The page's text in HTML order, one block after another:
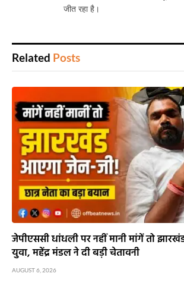
जीत रहा है।
Related Posts
जेपीएससी धांधली पर नहीं मानी मांगें तो
युवा, महेंद्र मंडल ने दी बड़ी चेतावनी
AUGUST 6, 2026